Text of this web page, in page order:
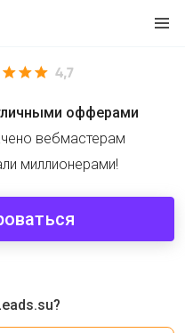
4,7
офферами
вебмастерам
миллионерами!